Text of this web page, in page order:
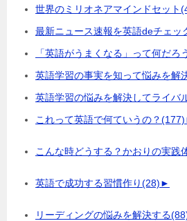
世界のミリオネアマインドセット
最新ニュース速報を英語deチェッ
「英語がうまくなる」って何だろ
英語学習の事実を知って悩みを解
英語学習の悩みを解決してライバ
これって英語で何ていうの？(177)
こんな時どうする？かおりの実践
英語で成功する習慣作り(28)►
リーディングの悩みを解決する